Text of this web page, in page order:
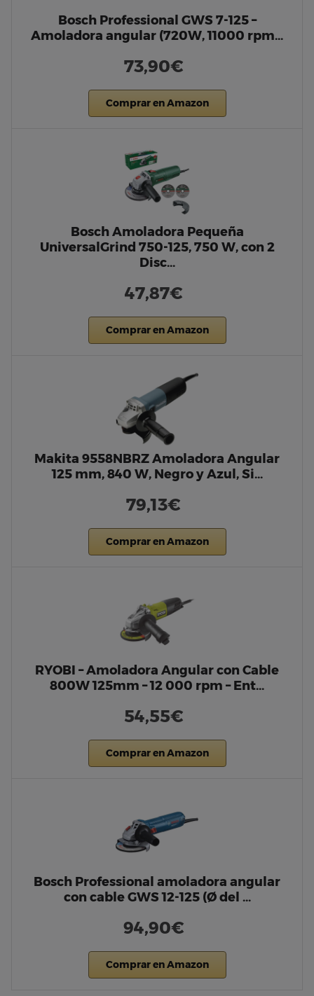
Bosch Professional GWS 7-125 –
Amoladora angular (720W, 11000 rpm…
73,90€
Comprar en Amazon
Bosch Amoladora Pequeña
UniversalGrind 750-125, 750 W, con 2
Disc…
47,87€
Comprar en Amazon
Makita 9558NBRZ Amoladora Angular
125 mm, 840 W, Negro y Azul, Si…
79,13€
Comprar en Amazon
RYOBI – Amoladora Angular con Cable
800W 125mm – 12 000 rpm – Ent…
54,55€
Comprar en Amazon
Bosch Professional amoladora angular
con cable GWS 12-125 (Ø del …
94,90€
Comprar en Amazon